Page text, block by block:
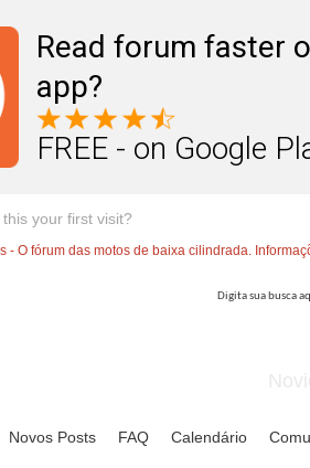
Read forum faster
app?
FREE - on Google
this your first visit?
Novos Posts FAQ Calendário